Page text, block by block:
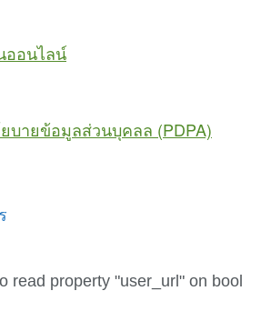
ออนไลน์
บายข้อมูลส่วนบุคลล (PDPA)
read property "user_url" on bool